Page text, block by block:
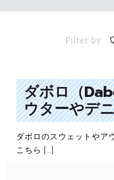
Filter by
ダボロ（
ウターやデ
ダボロのスウェットやア
こちら […]